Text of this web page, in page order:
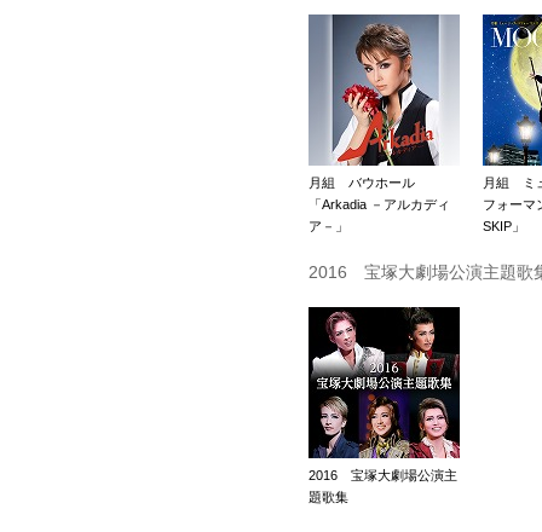
月組 バウホール
「Arkadia －アルカディ
ア－」
月組 ミ
フォー
SKIP」
2016 宝塚大劇場公演主題歌
2016 宝塚大劇場公演主
題歌集